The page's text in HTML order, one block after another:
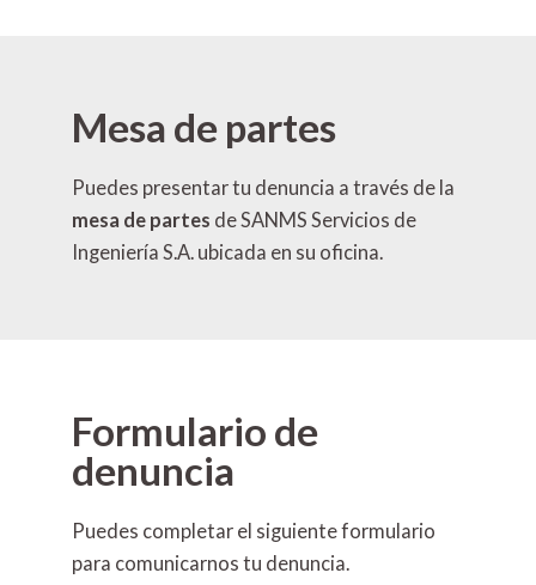
Mesa de partes
Puedes presentar tu denuncia a través de la
mesa de partes de SANMS Servicios de
Ingeniería S.A. ubicada en su oficina.
Formulario de
denuncia
Puedes completar el siguiente formulario
para comunicarnos tu denuncia.